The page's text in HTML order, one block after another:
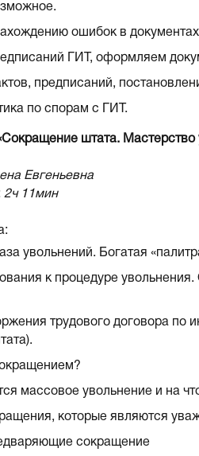
ошибок в
ГИТ, оформляем
предписаний,
по спорам с ГИТ.
штата. Мастерство
Евгеньевна
2ч 11мин
увольнений. Богатая
к процедуре
трудового договора по
массовое увольнение и на
которые являются
сокращение